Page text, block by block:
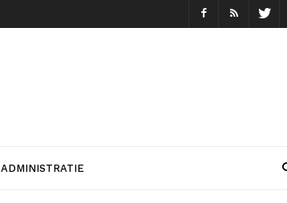
ADMINISTRATIE